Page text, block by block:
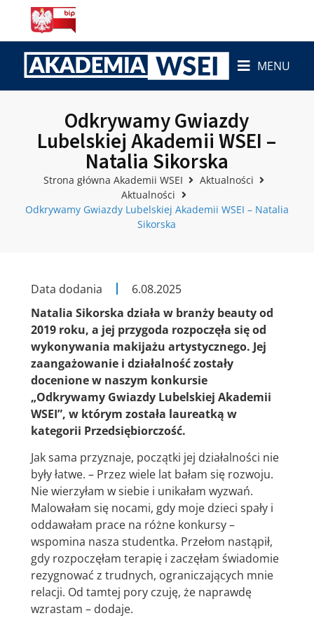
MENU
Odkrywamy Gwiazdy
Lubelskiej Akademii WSEI –
Natalia Sikorska
Strona główna Akademii WSEI
Aktualności
Aktualności
Odkrywamy Gwiazdy Lubelskiej Akademii WSEI – Natalia
Sikorska
Data dodania
6.08.2025
Natalia Sikorska działa w branży beauty od
2019 roku, a jej przygoda rozpoczęła się od
wykonywania makijażu artystycznego. Jej
zaangażowanie i działalność zostały
docenione w naszym konkursie
„Odkrywamy Gwiazdy Lubelskiej Akademii
WSEI”, w którym została laureatką w
kategorii Przedsiębiorczość.
Jak sama przyznaje, początki jej działalności nie
były łatwe. – Przez wiele lat bałam się rozwoju.
Nie wierzyłam w siebie i unikałam wyzwań.
Malowałam się nocami, gdy moje dzieci spały i
oddawałam prace na różne konkursy –
wspomina nasza studentka. Przełom nastąpił,
gdy rozpoczęłam terapię i zaczęłam świadomie
rezygnować z trudnych, ograniczających mnie
relacji. Od tamtej pory czuję, że naprawdę
wzrastam – dodaje.